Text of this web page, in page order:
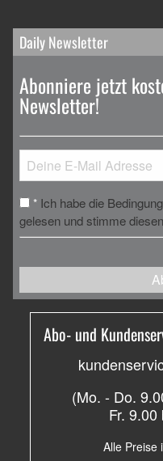
Daily Newsletter
Abonniere jetzt
Newsletter!
* Ich habe die
gelesen und stimme
Abo- und
(Mo. - Do.
Fr.
Alle Preise